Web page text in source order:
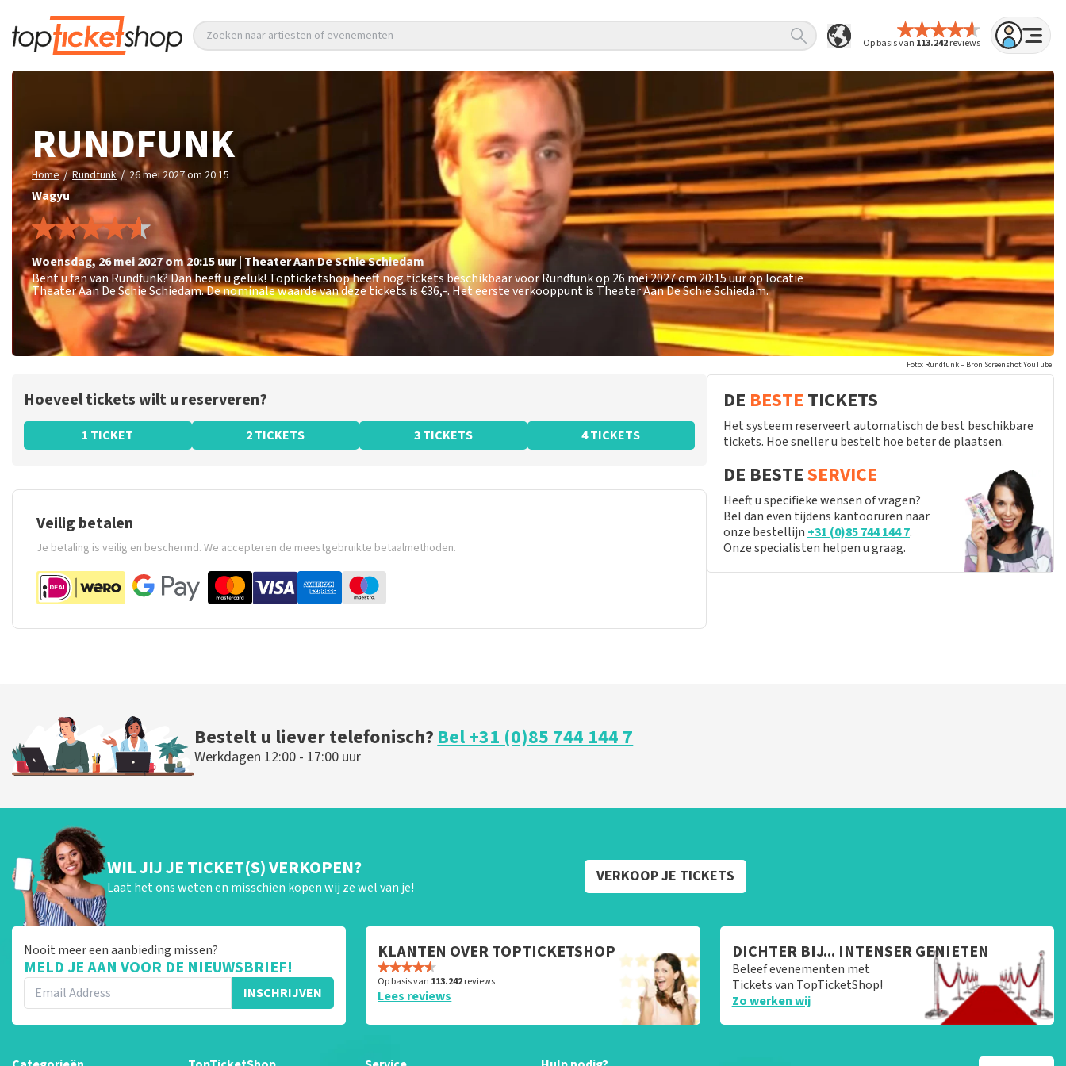
Op basis van 113.242reviews
Zoeken naar artiesten of evenementen
RUNDFUNK
Home / Rundfunk / 26 mei 2027 om 20:15
Wagyu
woensdag,26 mei 2027 om 20:15uur|Theater Aan De SchieSchiedam
Bent u fan van Rundfunk? Dan heeft u geluk! Topticketshop heeft nog tickets beschikbaar voor Rundfunk op 26 mei 2027 om 20:15 uur op locatie
Theater Aan De Schie Schiedam. De nominale waarde van deze tickets is€36,-. Het eerste verkooppunt is Theater Aan De Schie Schiedam.
Foto: Rundfunk – Bron Screenshot YouTube
Hoeveel tickets wilt u reserveren?
1 TICKET 2 TICKETS 3 TICKETS 4 TICKETS
Veilig betalen
Je betaling is veilig en beschermd. We accepteren de meestgebruikte betaalmethoden.
DE BESTE TICKETS
Het systeem reserveert automatisch de best beschikbare
tickets. Hoe sneller u bestelt hoe beter de plaatsen.
DE BESTESERVICE
Heeft u specifieke wensen of vragen?
Bel dan even tijdens kantooruren naar
onze bestellijn +31 (0)85 744 144 7.
Onze specialisten helpen u graag.
Bestelt u liever telefonisch?Bel +31 (0)85 744 144 7
Werkdagen 12:00 - 17:00 uur
WIL JIJ JE TICKET(S) VERKOPEN?
Laat het ons weten en misschien kopen wij ze wel van je!
VERKOOP JE TICKETS
Nooit meer een aanbieding missen?
MELD JE AAN VOOR DE NIEUWSBRIEF!
INSCHRIJVEN
KLANTEN OVER TOPTICKETSHOP
Op basis van 113.242reviews
Lees reviews
DICHTER BIJ... INTENSER GENIETEN
Beleef evenementen met
Tickets van TopTicketShop!
Zo werken wij